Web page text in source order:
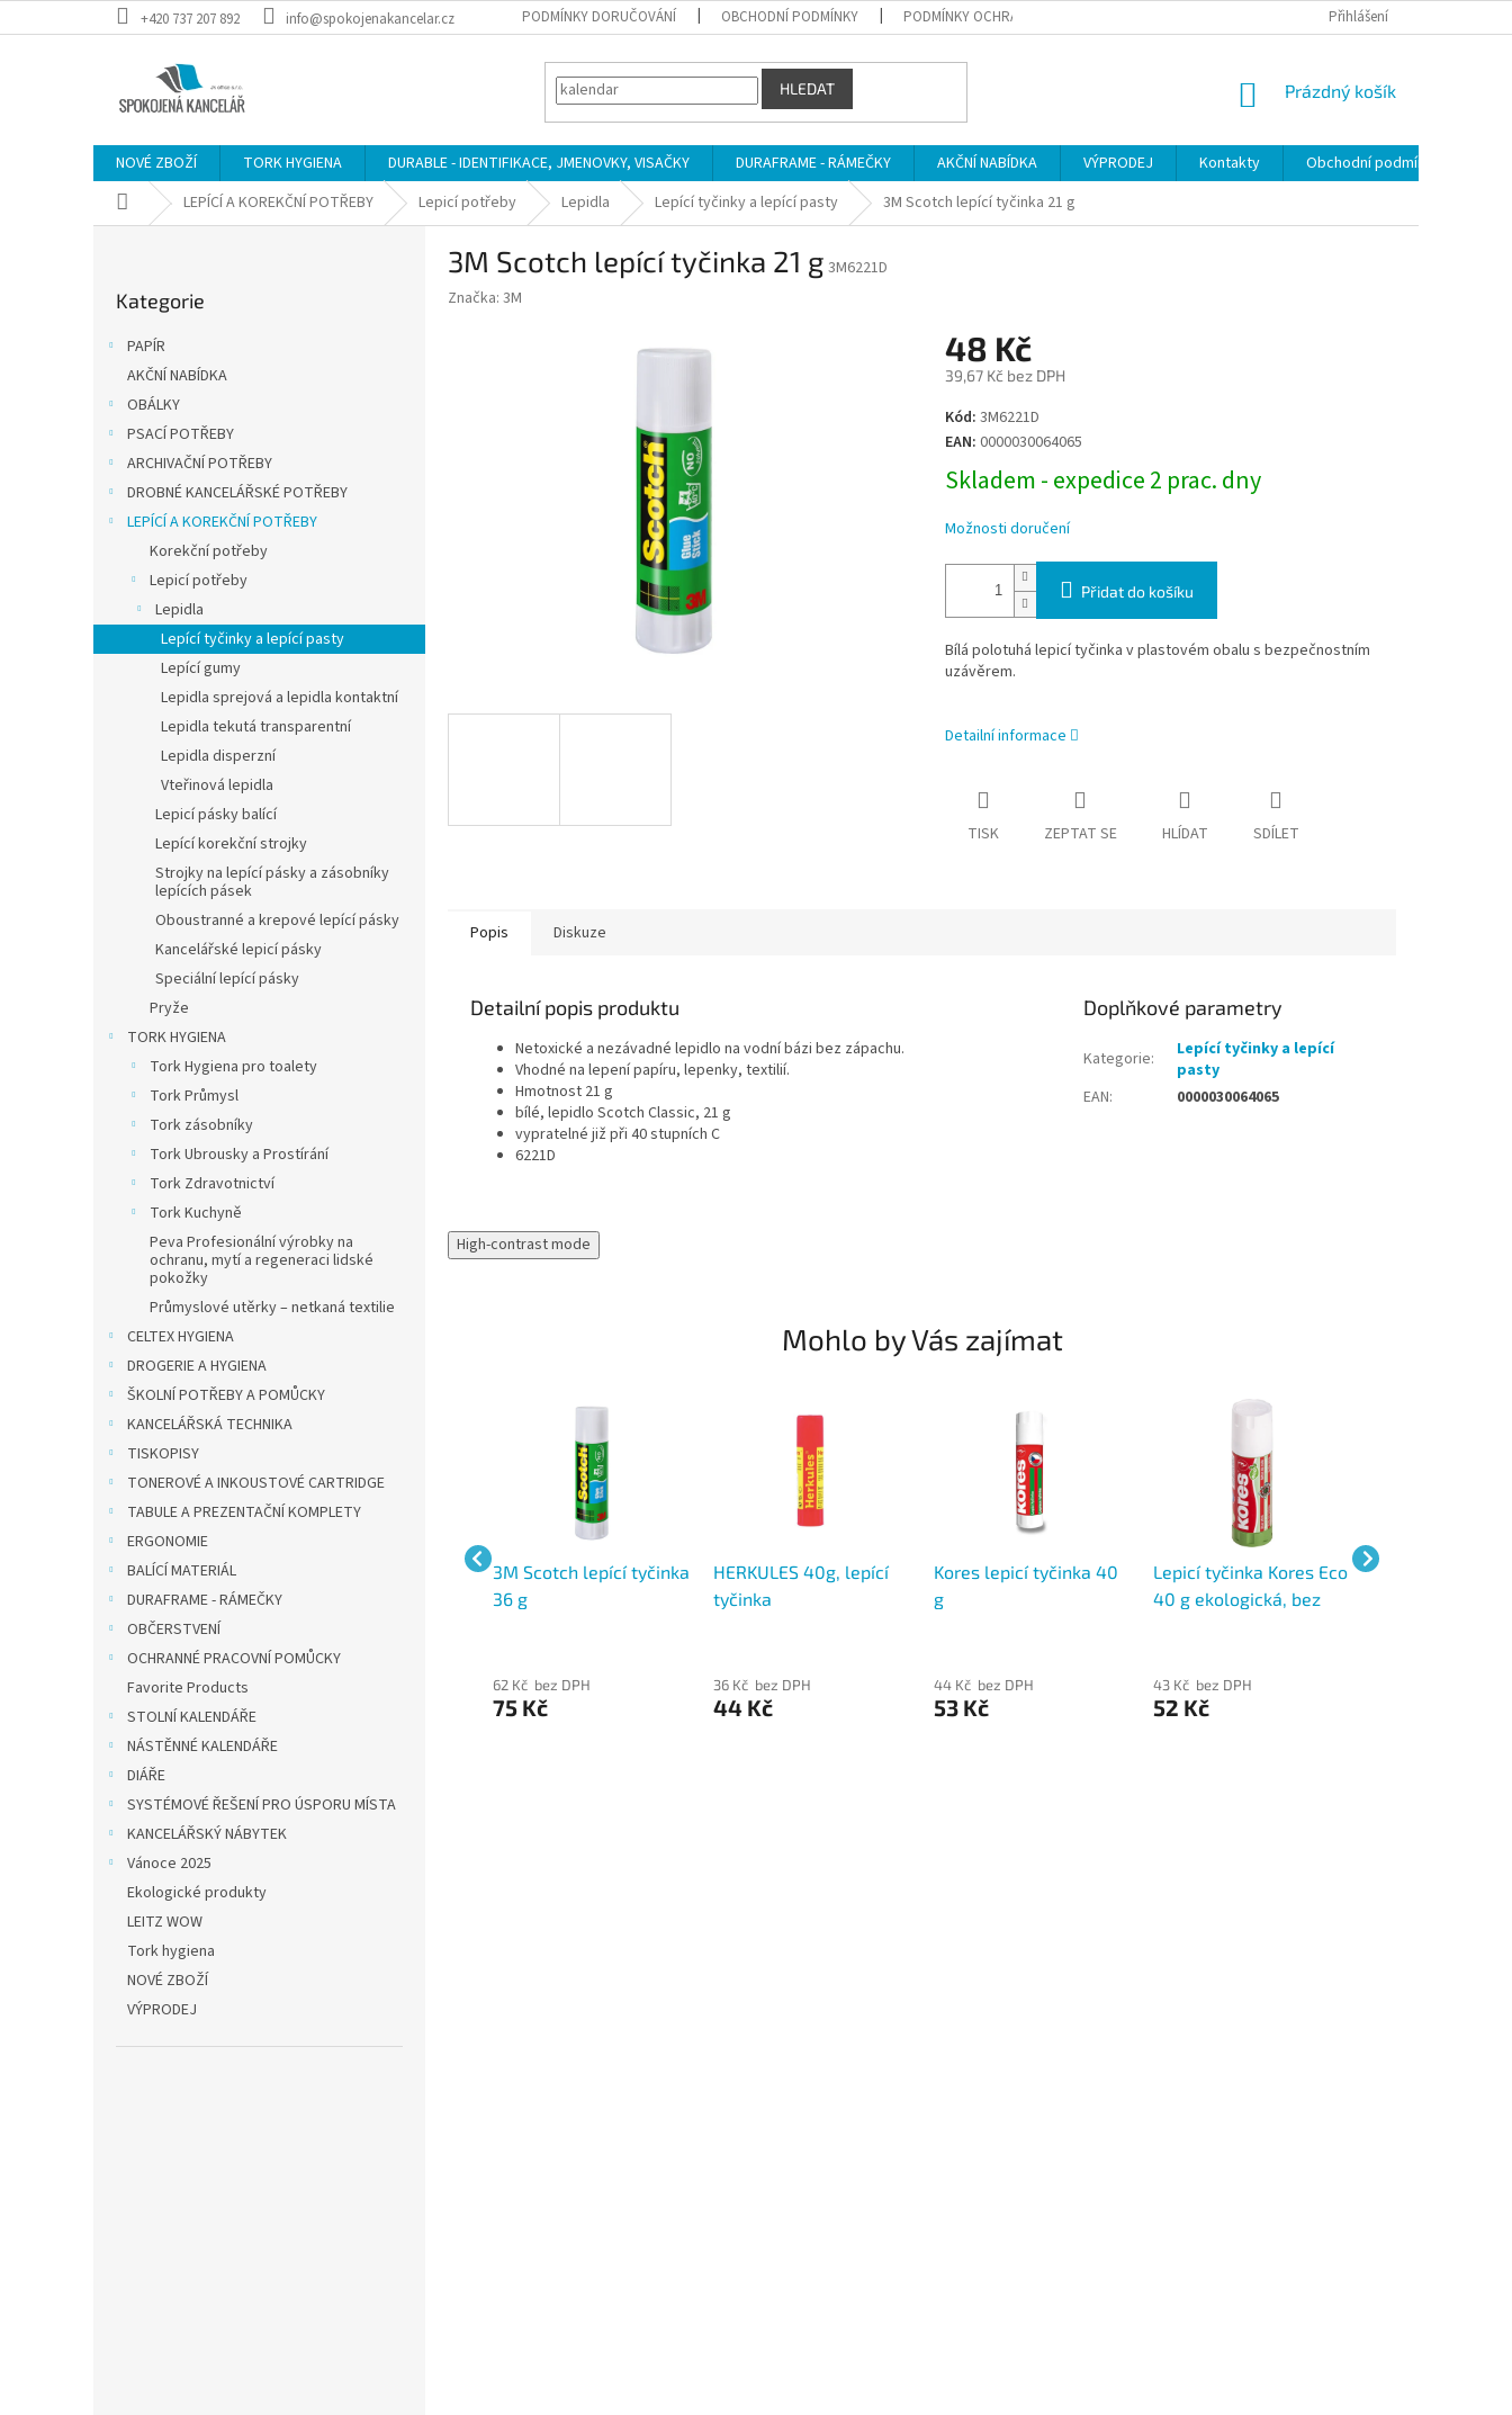
na
+420 737 207 892 info@spokojenakancelar.cz PODMÍNKY DORUČOVÁNÍ OBCHODNÍ PODMÍNKY PODMÍNKY OCHRANY OSOBNÍCH ÚDAJŮ Přihlášení
HLEDAT
NÁKUPNÍ
Prázdný košík
NOVÉ ZBOŽÍ TORK HYGIENA DURABLE - IDENTIFIKACE, JMENOVKY, VISAČKY DURAFRAME - RÁMEČKY AKČNÍ NABÍDKA VÝPRODEJ Kontakty
Obchodní podmínky
Domů LEPÍCÍ A KOREKČNÍ POTŘEBY Lepicí potřeby Lepidla Lepící tyčinky a lepící pasty 3M Scotch lepící tyčinka 21 g
kategorie
Kategorie
PAPÍR
AKČNÍ NABÍDKA
OBÁLKY
PSACÍ POTŘEBY
ARCHIVAČNÍ POTŘEBY
DROBNÉ KANCELÁŘSKÉ POTŘEBY
LEPÍCÍ A KOREKČNÍ POTŘEBY
Korekční potřeby
Lepicí potřeby
Lepidla
Lepící tyčinky a lepící pasty
Lepící gumy
Lepidla sprejová a lepidla kontaktní
Lepidla tekutá transparentní
Lepidla disperzní
Vteřinová lepidla
Lepicí pásky balící
Lepící korekční strojky
Strojky na lepící pásky a zásobníky
lepících pásek
Oboustranné a krepové lepící pásky
Kancelářské lepicí pásky
Speciální lepící pásky
Pryže
TORK HYGIENA
Tork Hygiena pro toalety
Tork Průmysl
Tork zásobníky
Tork Ubrousky a Prostírání
Tork Zdravotnictví
Tork Kuchyně
Peva Profesionální výrobky na
ochranu, mytí a regeneraci lidské
pokožky
Průmyslové utěrky – netkaná textilie
CELTEX HYGIENA
DROGERIE A HYGIENA
ŠKOLNÍ POTŘEBY A POMŮCKY
KANCELÁŘSKÁ TECHNIKA
TISKOPISY
TONEROVÉ A INKOUSTOVÉ CARTRIDGE
TABULE A PREZENTAČNÍ KOMPLETY
ERGONOMIE
BALÍCÍ MATERIÁL
DURAFRAME - RÁMEČKY
OBČERSTVENÍ
OCHRANNÉ PRACOVNÍ POMŮCKY
Favorite Products
STOLNÍ KALENDÁŘE
NÁSTĚNNÉ KALENDÁŘE
DIÁŘE
SYSTÉMOVÉ ŘEŠENÍ PRO ÚSPORU MÍSTA
KANCELÁŘSKÝ NÁBYTEK
Vánoce 2025
Ekologické produkty
LEITZ WOW
Tork hygiena
NOVÉ ZBOŽÍ
VÝPRODEJ
3M Scotch lepící tyčinka 21 g 3M6221D
Značka: 3M
48 Kč
39,67 Kč bez DPH
Měrná
cena:
Kód: 3M6221D
EAN: 0000030064065
Skladem - expedice 2 prac. dny
Možnosti doručení
Přidat do košíku
Bílá polotuhá lepicí tyčinka v plastovém obalu s bezpečnostním
uzávěrem.
Detailní informace
TISK ZEPTAT SE HLÍDAT SDÍLET
Popis Diskuze
Detailní popis produktu
Netoxické a nezávadné lepidlo na vodní bázi bez zápachu.
Vhodné na lepení papíru, lepenky, textilií.
Hmotnost 21 g
bílé, lepidlo Scotch Classic, 21 g
vypratelné již při 40 stupních C
6221D
Doplňkové parametry
Kategorie:
Lepící tyčinky a lepící
pasty
EAN: 0000030064065
High-contrast mode
Mohlo by Vás zajímat
Kores lepicí tyčinka 20g
30 Kč bez DPH
HERKULES lepicí tyčinka
15 g
3M Scotch lepící tyčinka
36 g
62 Kč bez DPH
75 Kč
HERKULES 40g, lepící
tyčinka
36 Kč bez DPH
44 Kč
Kores lepicí tyčinka 40
g
44 Kč bez DPH
53 Kč
Lepicí tyčinka Kores Eco
40 g ekologická, bez
43 Kč bez DPH
52 Kč
Pritt lepicí